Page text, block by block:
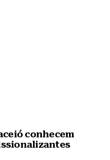
conhecem